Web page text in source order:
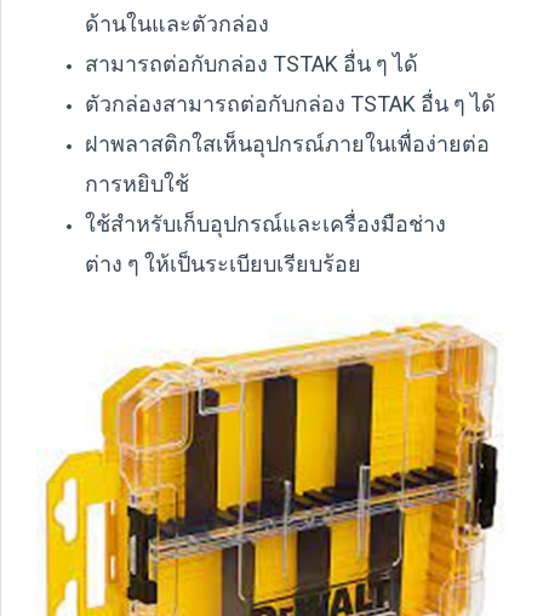
ด้านในและตัวกล่อง
สามารถต่อกับกล่อง TSTAK อื่น ๆ ได้
ตัวกล่องสามารถต่อกับกล่อง TSTAK อื่น ๆ ได้
ฝาพลาสติกใสเห็นอุปกรณ์ภายในเพื่อง่ายต่อ
การหยิบใช้
ใช้สำหรับเก็บอุปกรณ์และเครื่องมือช่าง
ต่าง ๆ ให้เป็นระเบียบเรียบร้อย